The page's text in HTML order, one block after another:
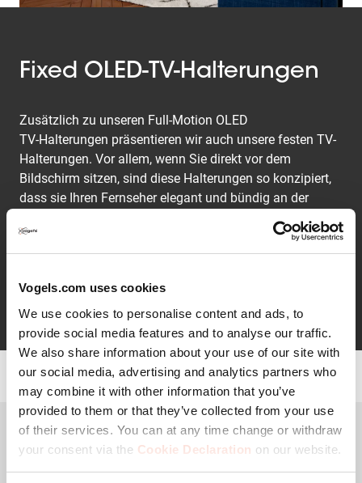
Vogels.com uses cookies
We use cookies to personalise content and ads, to
provide social media features and to analyse our traffic.
We also share information about your use of our site with
our social media, advertising and analytics partners who
may combine it with other information that you’ve
provided to them or that they’ve collected from your use
of their services. You can at any time change or withdraw
your consent via the Cookie Declaration on our website.
Fixed OLED-TV-Halterungen
Zusätzlich zu unseren Full-Motion OLED
TV-Halterungen präsentieren wir auch unsere festen TV-
Halterungen. Vor allem, wenn Sie direkt vor dem
Bildschirm sitzen, sind diese Halterungen so konzipiert,
dass sie Ihren Fernseher elegant und bündig an der
Wand befestigen und für ein sauberes und modernes
Aussehen sorgen. Sehen Sie sich unsere Optionen hier
an!
TVM 5605
TVM 5405
TVM 3405 SP
Optimieren Sie Ihr OLED-TV-
Erlebnis: Innovative